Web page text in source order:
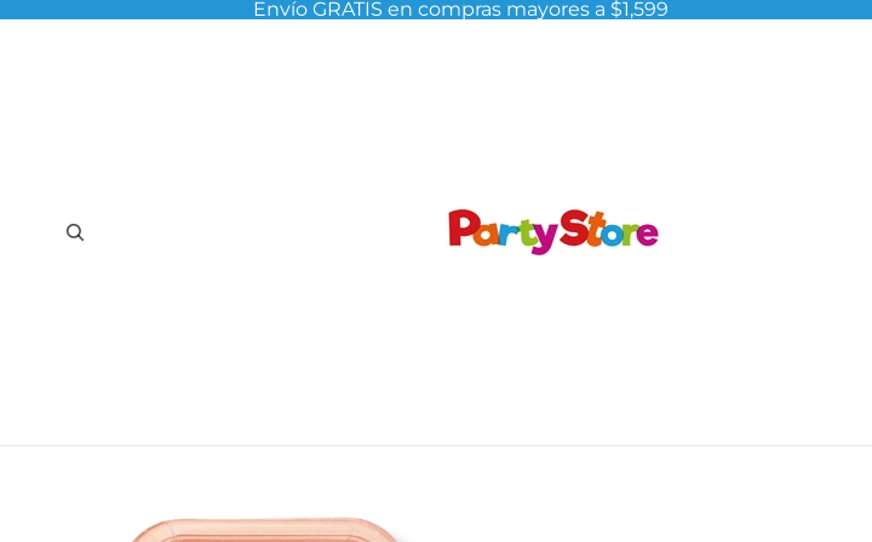
Envío GRATIS en compras mayores a $1,599